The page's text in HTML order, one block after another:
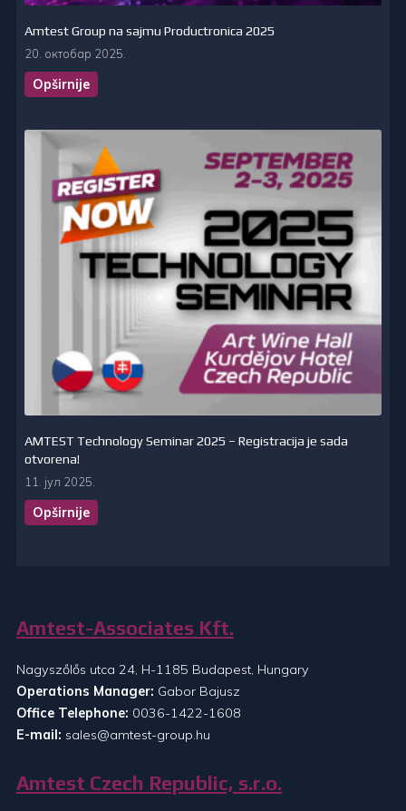
Amtest Group na sajmu Productronica 2025
20. октобар 2025.
Opširnije
AMTEST Technology Seminar 2025 – Registracija je sada
otvorena!
11. јул 2025.
Opširnije
Amtest-Associates Kft.
Nagyszőlős utca 24, H-1185 Budapest, Hungary
Operations Manager: Gabor Bajusz
Office Telephone: 0036-1422-1608
E-mail: sales@amtest-group.hu
Amtest Czech Republic, s.r.o.